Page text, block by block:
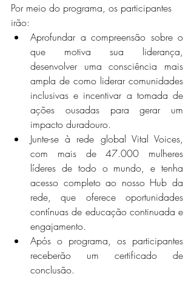
Por meio do programa, os participantes
irão:
Aprofundar a compreensão sobre o
que motiva sua liderança,
desenvolver uma consciência mais
ampla de como liderar comunidades
inclusivas e incentivar a tomada de
ações ousadas para gerar um
impacto duradouro.
Junte-se à rede global Vital Voices,
com mais de 47.000 mulheres
líderes de todo o mundo, e tenha
acesso completo ao nosso Hub da
rede, que oferece oportunidades
contínuas de educação continuada e
engajamento.
Após o programa, os participantes
receberão um certificado de
conclusão.